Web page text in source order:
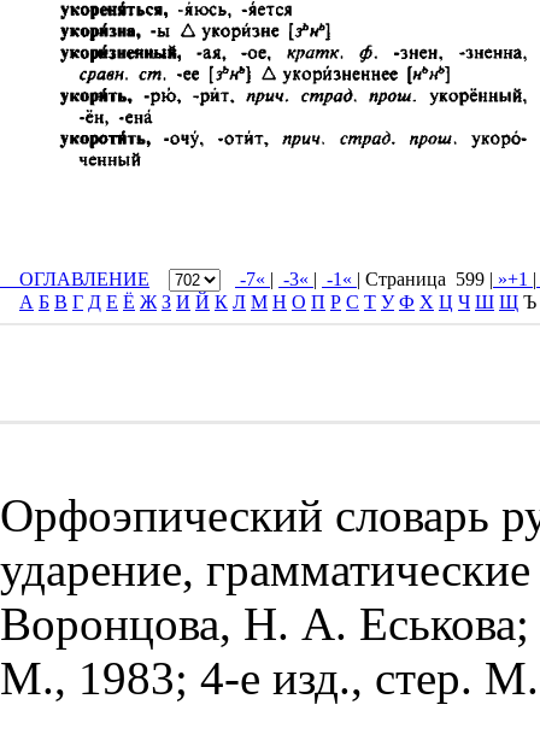
ОГЛАВЛЕНИЕ -7« | -3« | -1« | Cтраница 599 | »+1 |
А Б В Г Д Е Ё Ж З И Й К Л М Н О П Р С Т У Ф Х Ц Ч Ш Щ
Орфоэпический словарь
ударение,
Воронцова, Н. А.
М., 1983; 4-е изд., стер.